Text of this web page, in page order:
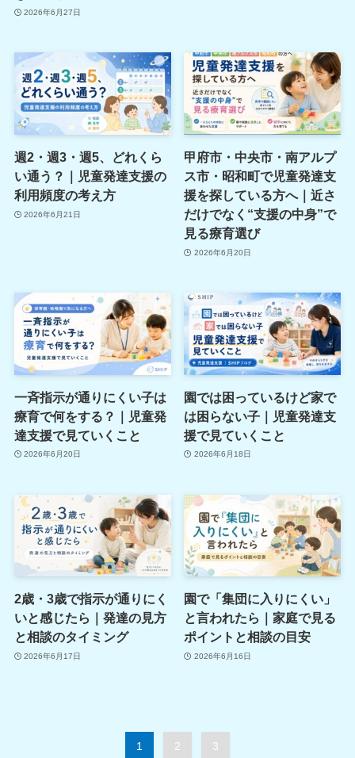
2026年6月27日
週2・週3・週5、どれくら
い通う？｜児童発達支援の
利用頻度の考え方
2026年6月21日
甲府市・中央市・南アルプ
ス市・昭和町で児童発達支
援を探している方へ｜近さ
だけでなく“支援の中身”で
見る療育選び
2026年6月20日
一斉指示が通りにくい子は
療育で何をする？｜児童発
達支援で見ていくこと
2026年6月20日
園では困っているけど家で
は困らない子｜児童発達支
援で見ていくこと
2026年6月18日
2歳・3歳で指示が通りにく
いと感じたら｜発達の見方
と相談のタイミング
2026年6月17日
園で「集団に入りにくい」
と言われたら｜家庭で見る
ポイントと相談の目安
2026年6月16日
1 2 3